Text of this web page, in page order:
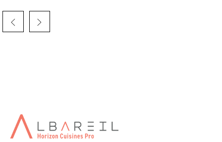
INSTALLATEUR DE CUISINES
PROFESSIONNELLES ARCAMBAL